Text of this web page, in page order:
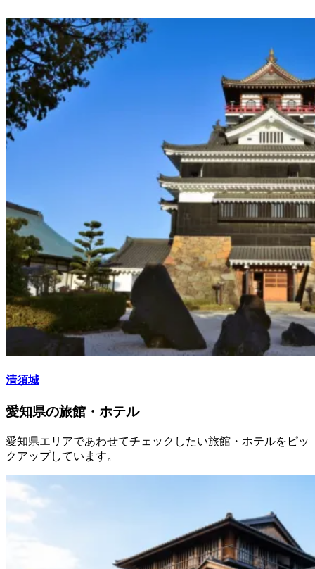
清須城
愛知県の旅館・ホテル
愛知県エリアであわせてチェックしたい旅館・ホテルをピッ
クアップしています。